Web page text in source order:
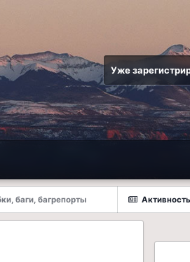
Уже
Активность
баги, багрепорты